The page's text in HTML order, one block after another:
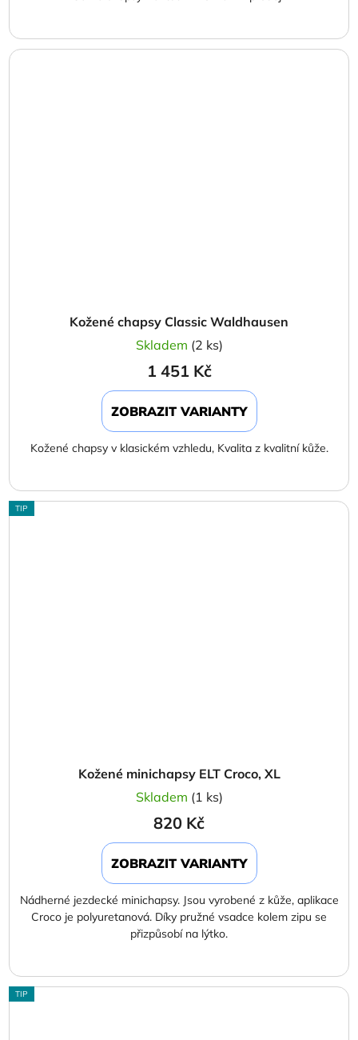
Kožené chapsy Classic Waldhausen
Skladem (2 ks)
1 451 Kč
ZOBRAZIT VARIANTY
Kožené chapsy v klasickém vzhledu, Kvalita z kvalitní kůže.
TIP
Kožené minichapsy ELT Croco, XL
Skladem (1 ks)
820 Kč
ZOBRAZIT VARIANTY
Nádherné jezdecké minichapsy. Jsou vyrobené z kůže, aplikace
Croco je polyuretanová. Díky pružné vsadce kolem zipu se
přizpůsobí na lýtko.
TIP